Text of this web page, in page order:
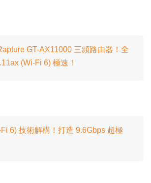
GT-AX11000 三頻路由器！全
(Wi-Fi 6) 極速！
6) 技術解構！打造 9.6Gbps 超極